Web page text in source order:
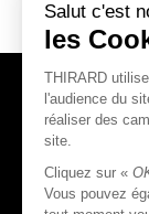
THIRARD S.A.S
Salut c'est
les
THIRARD
l'audience du
réaliser des
site.
Cliquez sur «
Vous pouvez